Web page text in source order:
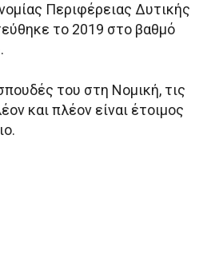
Περιφέρειας Δυτικής
το 2019 στο βαθμό
του στη Νομική, τις
και πλέον είναι έτοιμος